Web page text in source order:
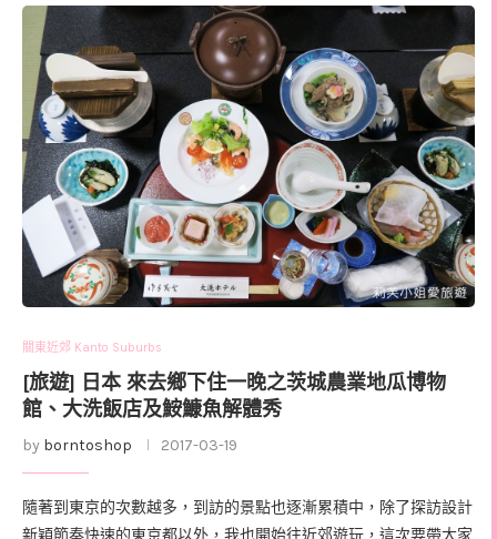
關東近郊 Kanto Suburbs
[旅遊] 日本 來去鄉下住一晚之茨城農業地瓜博物
館、大洗飯店及鮟鱇魚解體秀
by borntoshop 2017-03-19
隨著到東京的次數越多，到訪的景點也逐漸累積中，除了探訪設計
新穎節奏快速的東京都以外，我也開始往近郊遊玩，這次要帶大家